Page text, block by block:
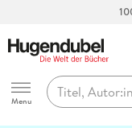
Hugendubel
Menu